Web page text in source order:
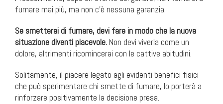
fumare mai più, ma non c’è nessuna garanzia.
Se smetterai di fumare, devi fare in modo che la nuova
situazione diventi piacevole. Non devi viverla come un
dolore, altrimenti ricomincerai con le cattive abitudini.
Solitamente, il piacere legato agli evidenti benefici fisici
che può sperimentare chi smette di fumare, lo porterà a
rinforzare positivamente la decisione presa.